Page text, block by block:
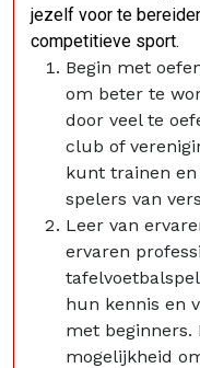
jezelf voor te
competitieve sport.
Begin met
om beter te
door veel te
club of
kunt trainen en
spelers van
Leer van
ervaren
hun kennis en
met beginners.
mogelijkheid